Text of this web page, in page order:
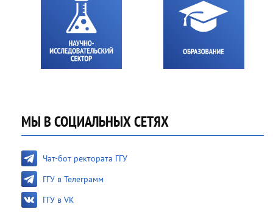
МЫ В СОЦИАЛЬНЫХ СЕТЯХ
Чат-бот ректората ГГУ
ГГУ в Телеграмм
ГГУ в VK